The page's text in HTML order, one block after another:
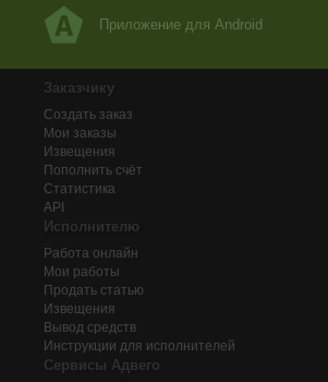
Приложение для Android
Заказчику
Создать заказ
Мои заказы
Извещения
Пополнить счёт
Статистика
API
Исполнителю
Работа онлайн
Мои работы
Продать статью
Извещения
Вывод средств
Инструкции для исполнителей
Сервисы Адвего